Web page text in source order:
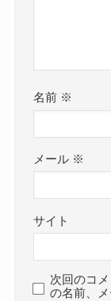
名前 ※
メール ※
サイト
次回のコ
の名前、